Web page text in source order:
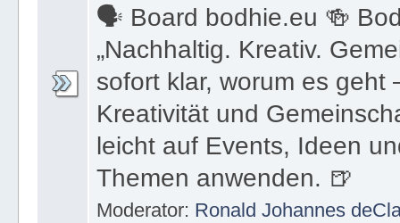
🗣 Board bodhie.eu 🍻
„Nachhaltig. Kreativ.
sofort klar, worum es geht
Kreativität und
leicht auf Events, Ideen
Themen anwenden. 🍺
Moderator: Ronald Johannes